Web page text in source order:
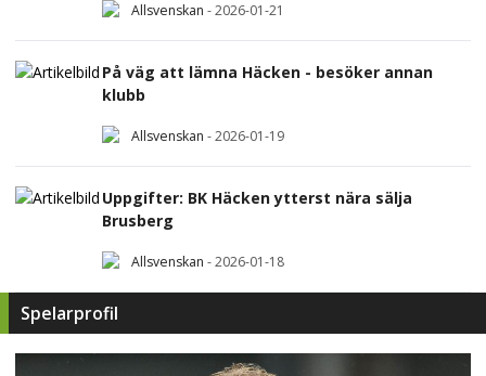
Allsvenskan -2026-01-21
På väg att lämna Häcken - besöker annan
klubb
Allsvenskan -2026-01-19
Uppgifter: BK Häcken ytterst nära sälja
Brusberg
Allsvenskan -2026-01-18
Spelarprofil